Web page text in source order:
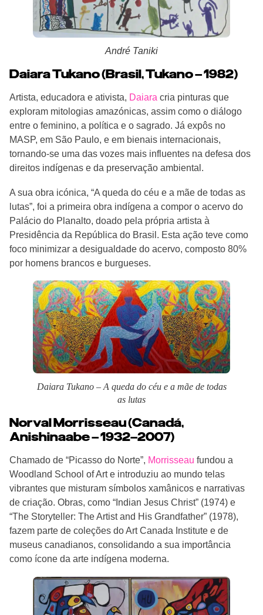
André Taniki
Daiara Tukano (Brasil, Tukano – 1982)
Artista, educadora e ativista, Daiara cria pinturas que
exploram mitologias amazónicas, assim como o diálogo
entre o feminino, a política e o sagrado. Já expôs no
MASP, em São Paulo, e em bienais internacionais,
tornando-se uma das vozes mais influentes na defesa dos
direitos indígenas e da preservação ambiental.
A sua obra icónica, “A queda do céu e a mãe de todas as
lutas”, foi a primeira obra indígena a compor o acervo do
Palácio do Planalto, doado pela própria artista à
Presidência da República do Brasil. Esta ação teve como
foco minimizar a desigualdade do acervo, composto 80%
por homens brancos e burgueses.
Daiara Tukano – A queda do céu e a mãe de todas
as lutas
Norval Morrisseau (Canadá,
Anishinaabe – 1932–2007)
Chamado de “Picasso do Norte”, Morrisseau fundou a
Woodland School of Art e introduziu ao mundo telas
vibrantes que misturam símbolos xamânicos e narrativas
de criação. Obras, como “Indian Jesus Christ” (1974) e
“The Storyteller: The Artist and His Grandfather” (1978),
fazem parte de coleções do Art Canada Institute e de
museus canadianos, consolidando a sua importância
como ícone da arte indígena moderna.